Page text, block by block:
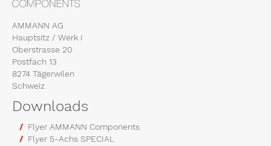
AMMANN AG
Hauptsitz / Werk I
Oberstrasse 20
Postfach 13
8274 Tägerwilen
Schweiz
Downloads
Flyer AMMANN Components
Flyer 5-Achs SPECIAL